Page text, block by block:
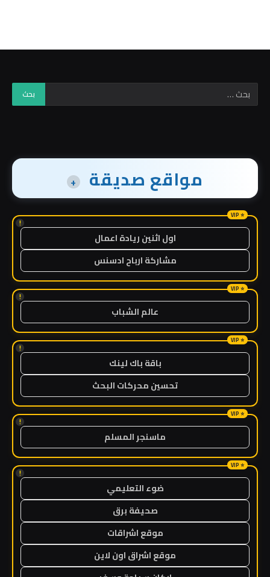
مواقع صديقة +
!
اول اثنين ريادة اعمال
مشاركة ارباح ادسنس
!
عالم الشباب
!
باقة باك لينك
تحسين محركات البحث
!
ماسنجر المسلم
!
ضوء التعليمي
صحيفة برق
موقع اشراقات
موقع اشراق اون لاين